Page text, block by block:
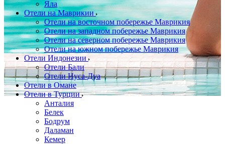
Яла
Отели на Маврикии
Отели на восточном побережье Маврикия
Отели на западном побережье Маврикия
Отели на северном побережье Маврикия
Отели на южном побережье Маврикия
Отели Индонезии
Отели Бали
Отели Нуса-Дуа
Отели в Омане
Отели в Турции
Анталия
Белек
Бодрум
Даламан
Кемер